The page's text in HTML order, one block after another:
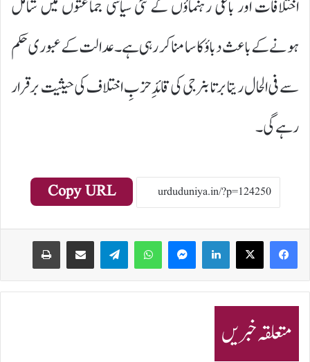
اختلافات اور باغی رہنماؤں کے نئی سیاسی جماعتوں میں شامل
ہونے کے باعث دباؤ کا سامنا کر رہی ہے۔ عدالت کے عبوری حکم
سے فی الحال ریتابرتا بنرجی کی قائدِ حزبِ اختلاف کی حیثیت برقرار
رہے گی۔
Copy URL
LinkedIn
WhatsApp
Telegram
متعلقہ خبریں